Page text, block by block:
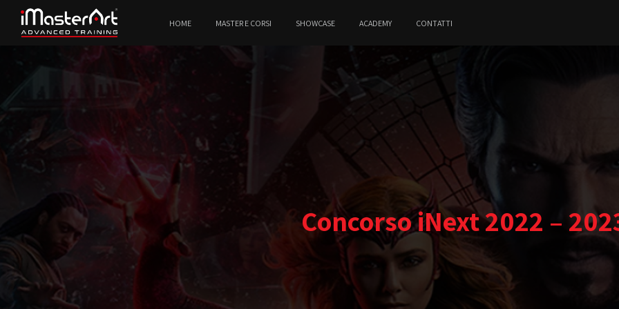
HOME MASTER E CORSI SHOWCASE ACADEMY CONTATTI
Concorso iNext 2022 –